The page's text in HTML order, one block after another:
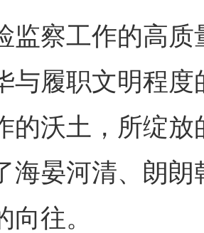
察工作的高质
与履职文明程
的沃土，所绽
晏河清、朗朗
往。
药下症？